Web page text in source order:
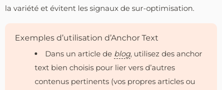
la variété et évitent les signaux de sur-optimisation.
Exemples d’utilisation d’Anchor Text
Dans un article de blog, utilisez des anchor
text bien choisis pour lier vers d’autres
contenus pertinents (vos propres articles ou